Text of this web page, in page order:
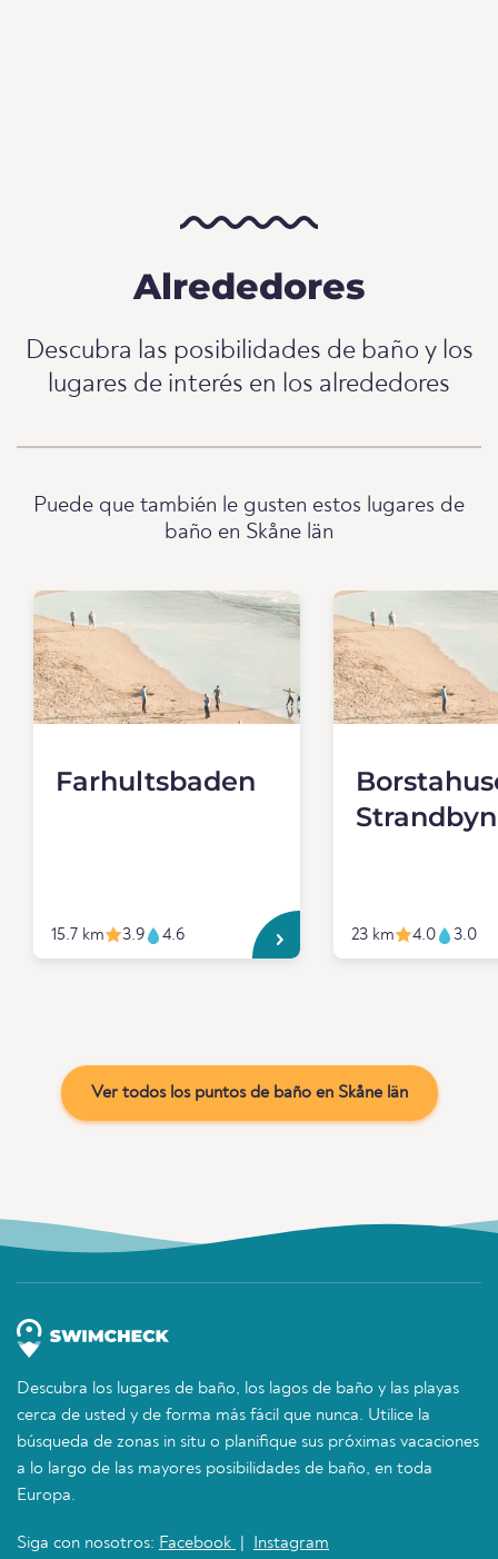
Alrededores
Descubra las posibilidades de baño y los
lugares de interés en los alrededores
Puede que también le gusten estos lugares de
baño en Skåne län
Farhultsbaden
15.7 km 3.9 4.6
Strandbyn
23 km 4.0 3.0
Ver todos los puntos de baño en Skåne län
Descubra los lugares de baño, los lagos de baño y las playas
cerca de usted y de forma más fácil que nunca. Utilice la
búsqueda de zonas in situ o planifique sus próximas vacaciones
a lo largo de las mayores posibilidades de baño, en toda
Europa.
Siga con nosotros: Facebook Instagram